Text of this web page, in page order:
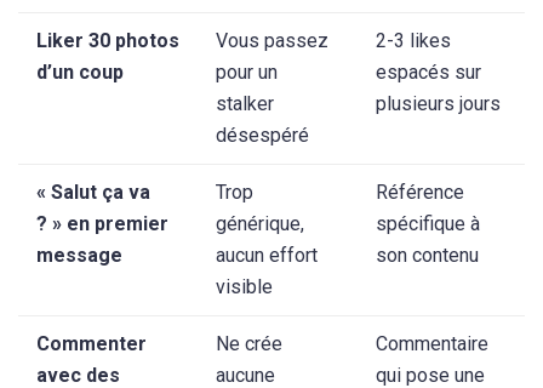
Liker 30 photos
d’un coup
Vous passez
pour un
stalker
désespéré
2-3 likes
espacés sur
plusieurs jours
« Salut ça va
? » en premier
message
Trop
générique,
aucun effort
visible
Référence
spécifique à
son contenu
Commenter
avec des
Ne crée
aucune
Commentaire
qui pose une